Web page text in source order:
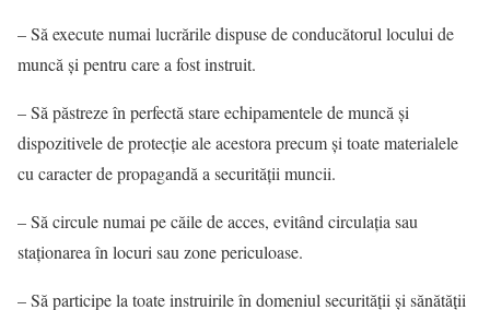
– Să execute numai lucrările dispuse de conducătorul locului de
muncă şi pentru care a fost instruit.
– Să păstreze în perfectă stare echipamentele de muncă şi
dispozitivele de protecţie ale acestora precum şi toate materialele
cu caracter de propagandă a securităţii muncii.
– Să circule numai pe căile de acces, evitând circulaţia sau
staţionarea în locuri sau zone periculoase.
– Să participe la toate instruirile în domeniul securităţii şi sănătăţii